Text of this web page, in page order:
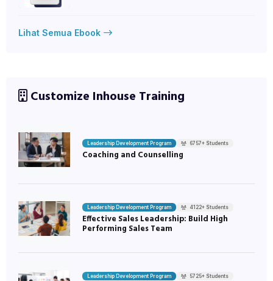
Lihat Semua Ebook
Customize Inhouse Training
Leadership Development Program 6757+ Students
Coaching and Counselling
Leadership Development Program 4122+ Students
Effective Sales Leadership: Build High
Performing Sales Team
Leadership Development Program 5725+ Students